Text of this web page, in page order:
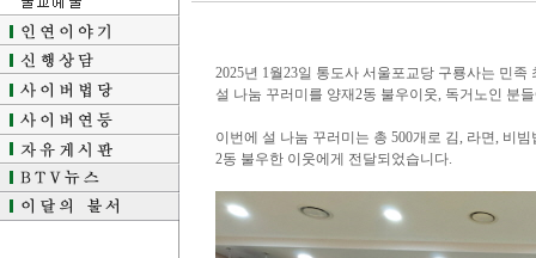
2025년 1월23일 통도사 서울포교당 구룡사는 민
설 나눔 꾸러미를 양재2동 불우이웃, 독거노인 분
이번에 설 나눔 꾸러미는 총 500개로 김, 라면, 비
2동 불우한 이웃에게 전달되었습니다.